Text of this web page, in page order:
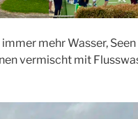
mehr Wasser,
vermischt mit